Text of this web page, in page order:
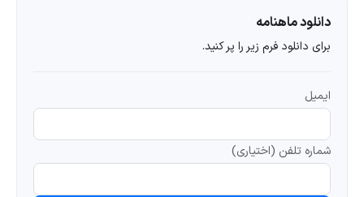
دانلود ماهنامه
برای دانلود فرم زیر را پر کنید.
ایمیل
شماره تلفن (اختیاری)